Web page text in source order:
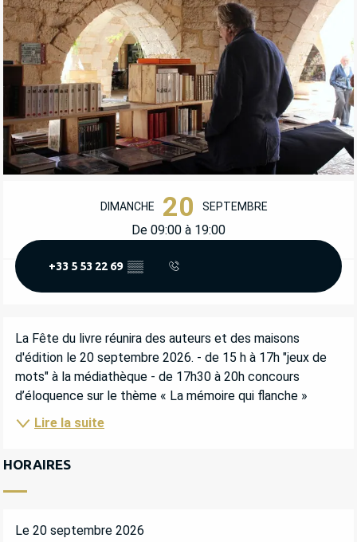
OUVERTURE ET COORDONNÉES
DIMANCHE 20 SEPTEMBRE
De 09:00 à 19:00
+33 5 53 22 69 ▒▒
DESCRIPTION
La Fête du livre réunira des auteurs et des maisons
d'édition le 20 septembre 2026. - de 15 h à 17h "jeux de
mots" à la médiathèque - de 17h30 à 20h concours
d’éloquence sur le thème « La mémoire qui flanche »
Lire la suite
HORAIRES
Le 20 septembre 2026